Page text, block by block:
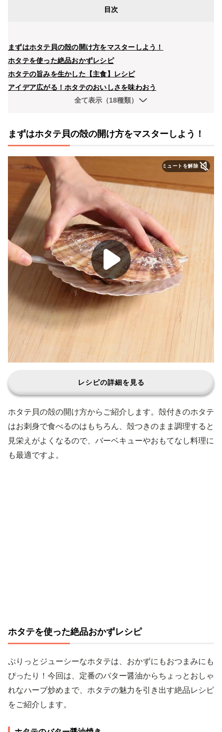
目次
まずはホタテ貝の殻の開け方をマスターしよう！
ホタテを使った絶品おかずレシピ
ホタテの旨みを生かした【主食】レシピ
アイデア広がる！ホタテのおいしさを味わおう
全て表示（18種類）
まずはホタテ貝の殻の開け方をマスターしよう！
ミュートを解除
レシピの詳細を見る
ホタテ貝の殻の開け方からご紹介します。殻付きのホタテ
はお刺身で食べるのはもちろん、殻つきのまま調理すると
見栄えがよくなるので、バーベキューやおもてなし料理に
も最適ですよ。
ホタテを使った絶品おかずレシピ
ぷりっとジューシーなホタテは、おかずにもおつまみにも
ぴったり！今回は、定番のバター醤油からちょっとおしゃ
れなハーブ炒めまで、ホタテの魅力を引き出す絶品レシピ
をご紹介します。